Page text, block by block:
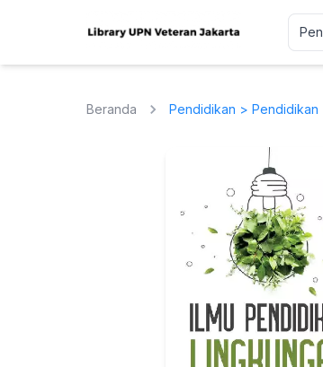
Beranda Pendidikan > Pendidikan